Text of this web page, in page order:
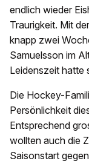
endlich wieder
Traurigkeit. Mit
knapp zwei
Samuelsson im
Leidenszeit hatte
Die Hockey-
Persönlichkeit
Entsprechend
wollten auch die
Saisonstart